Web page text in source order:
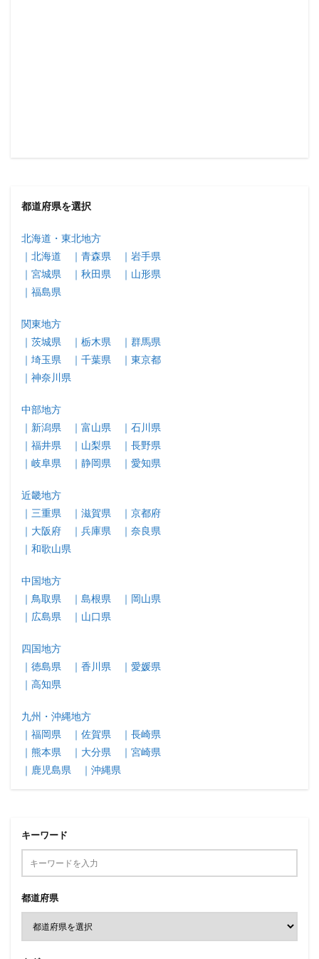
都道府県を選択
北海道・東北地方
｜北海道
｜青森県
｜岩手県
｜宮城県
｜秋田県
｜山形県
｜福島県
関東地方
｜茨城県
｜栃木県
｜群馬県
｜埼玉県
｜千葉県
｜東京都
｜神奈川県
中部地方
｜新潟県
｜富山県
｜石川県
｜福井県
｜山梨県
｜長野県
｜岐阜県
｜静岡県 ｜愛知県
近畿地方
｜三重県
｜滋賀県
｜京都府
｜大阪府
｜兵庫県
｜奈良県
｜和歌山県
中国地方
｜鳥取県
｜島根県
｜岡山県
｜広島県
｜山口県
四国地方
｜徳島県
｜香川県
｜愛媛県
｜高知県
九州・沖縄地方
｜福岡県
｜佐賀県
｜長崎県
｜熊本県
｜大分県
｜宮崎県
｜鹿児島県
｜沖縄県
キーワード
都道府県